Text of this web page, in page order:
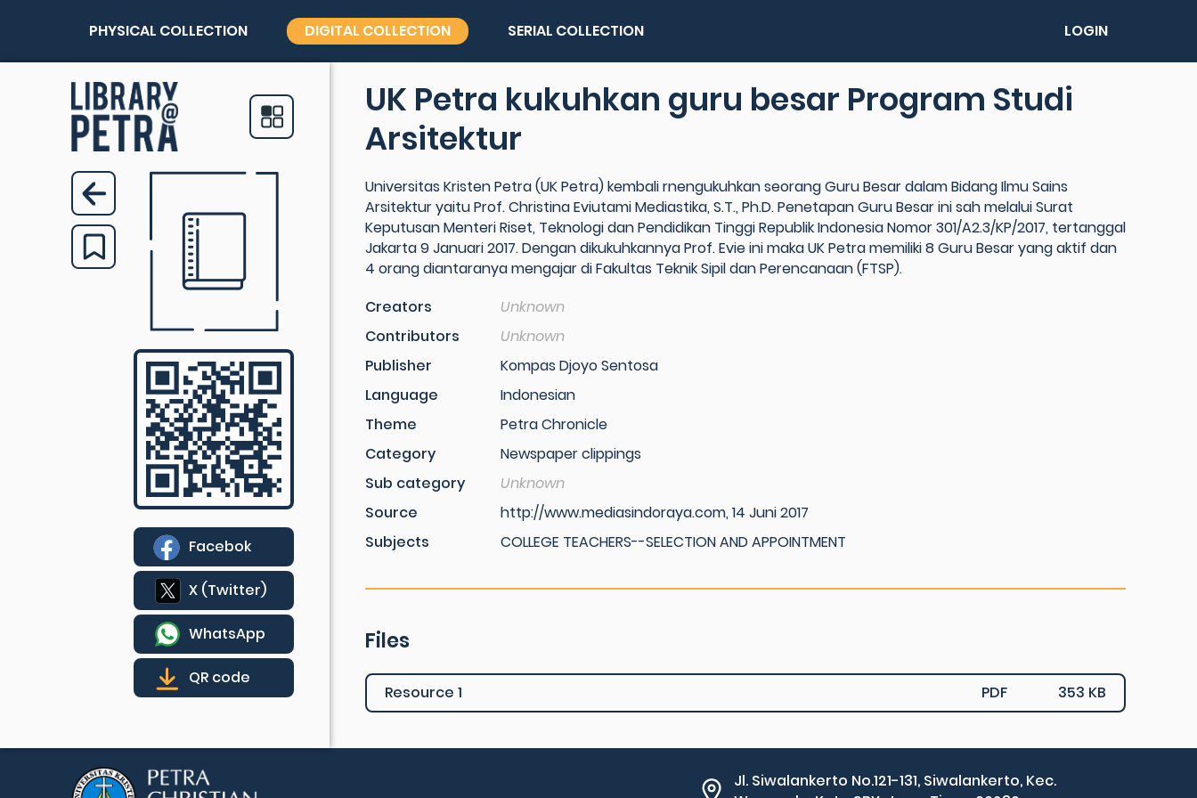
PHYSICAL COLLECTION DIGITAL COLLECTION SERIAL COLLECTION LOGIN
Facebok
X (Twitter)
WhatsApp
QR code
UK Petra kukuhkan guru besar Program Studi
Arsitektur
Universitas Kristen Petra (UK Petra) kembali rnengukuhkan seorang Guru Besar dalam Bidang Ilmu Sains
Arsitektur yaitu Prof. Christina Eviutami Mediastika, S.T., Ph.D. Penetapan Guru Besar ini sah melalui Surat
Keputusan Menteri Riset, Teknologi dan Pendidikan Tinggi Republik Indonesia Nomor 301/A2.3/KP/2017, tertanggal
Jakarta 9 Januari 2017. Dengan dikukuhkannya Prof. Evie ini maka UK Petra memiliki 8 Guru Besar yang aktif dan
4 orang diantaranya mengajar di Fakultas Teknik Sipil dan Perencanaan (FTSP).
Creators
Unknown
Contributors
Unknown
Publisher
Kompas Djoyo Sentosa
Language
Indonesian
Theme
Petra Chronicle
Category
Newspaper clippings
Sub category
Unknown
Source
http://www.mediasindoraya.com, 14 Juni 2017
Subjects
COLLEGE TEACHERS--SELECTION AND APPOINTMENT
Files
Resource 1 PDF 353 KB
Jl. Siwalankerto No.121-131, Siwalankerto, Kec.